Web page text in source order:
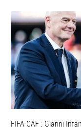
FIFA-CAF : Gianni